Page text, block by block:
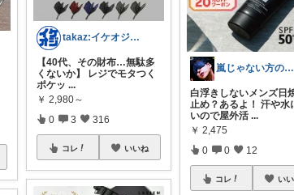
takaz:イケオジをめざすサラリーマン
【40代、その財布…無駄多
くないか】 レジでモタつく
ポケッ ...
￥ 2,980～
0 3 316
コレ いいね
嵐じゃない方のニノ
白浮きしないメンズ日
止め？あるよ！ 汗や水
いので屋外活 ...
￥ 2,475
0 0 12
コレ い